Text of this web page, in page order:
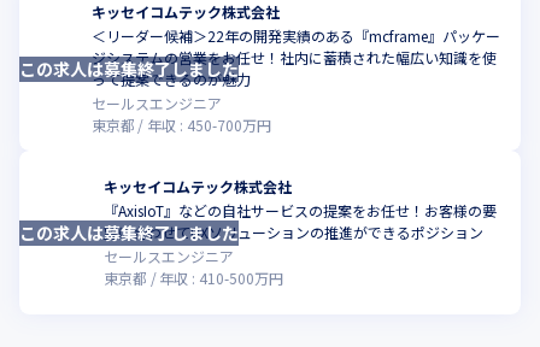
キッセイコムテック株式会社
＜リーダー候補＞22年の開発実績のある『mcframe』パッケー
ジシステムの営業をお任せ！社内に蓄積された幅広い知識を使
って提案できるのが魅力
セールスエンジニア
東京都
年収 : 450-700万円
この求人は募集終了しました
キッセイコムテック株式会社
『AxisIoT』などの自社サービスの提案をお任せ！お客様の要
望に合わせてDXソリューションの推進ができるポジション
セールスエンジニア
東京都
年収 : 410-500万円
この求人は募集終了しました